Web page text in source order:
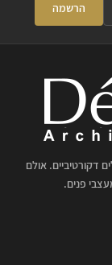
הרשמה
דקורטיביים. אולם